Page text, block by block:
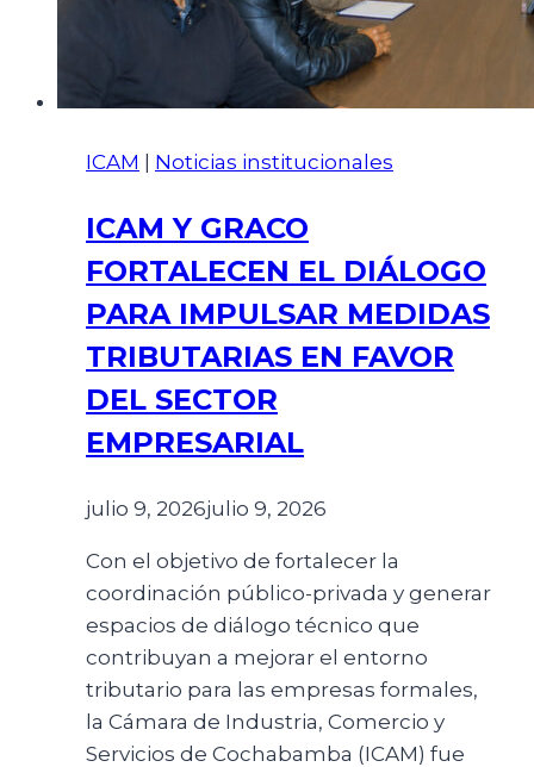
ICAM | Noticias institucionales
ICAM Y GRACO
FORTALECEN EL DIÁLOGO
PARA IMPULSAR MEDIDAS
TRIBUTARIAS EN FAVOR
DEL SECTOR
EMPRESARIAL
julio 9, 2026julio 9, 2026
Con el objetivo de fortalecer la
coordinación público-privada y generar
espacios de diálogo técnico que
contribuyan a mejorar el entorno
tributario para las empresas formales,
la Cámara de Industria, Comercio y
Servicios de Cochabamba (ICAM) fue